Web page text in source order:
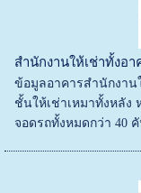
สำนักงานให้เช่าทั้งอ
ข้อมูลอาคารสำนักงาน
ชั้นให้เช่าเหมาทั้งหลัง
จอดรถทั้งหมดกว่า 40